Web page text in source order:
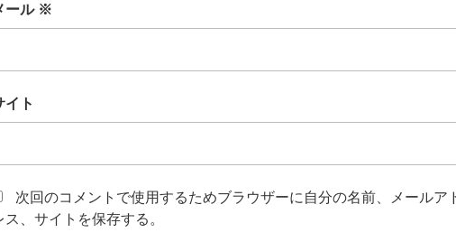
ール ※
イト
次回のコメントで使用するためブラウザーに自分の名前、メールア
ス、サイトを保存する。